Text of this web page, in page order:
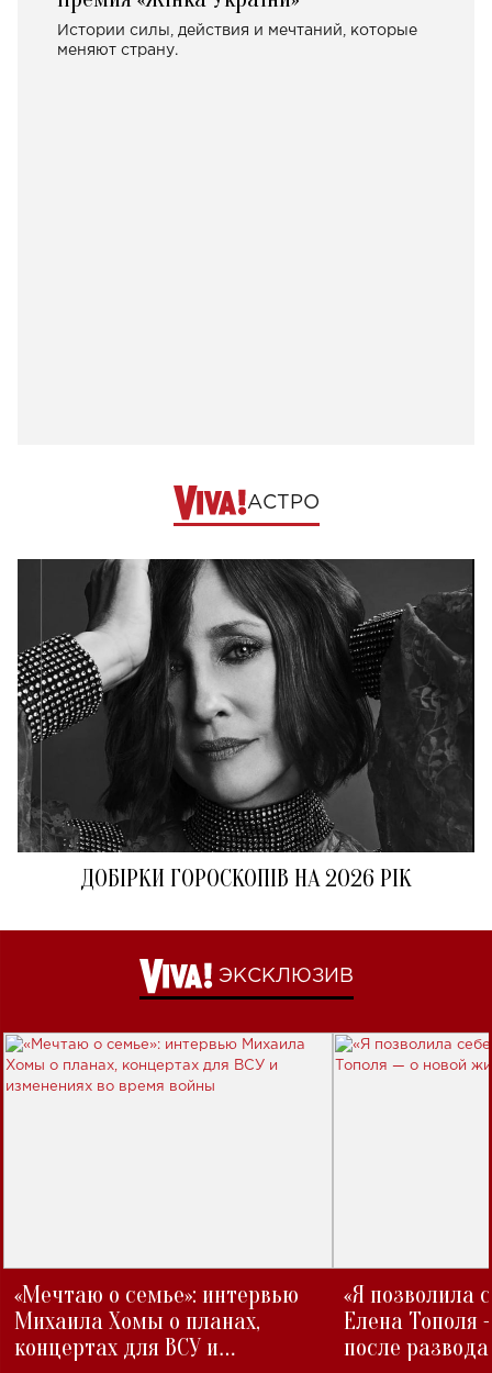
Истории силы, действия и мечтаний, которые
меняют страну.
АСТРО
ДОБІРКИ ГОРОСКОПІВ НА 2026 РІК
ЭКСКЛЮЗИВ
«Мечтаю о семье»: интервью
Михаила Хомы о планах,
концертах для ВСУ и
«Я позволила
Елена Тополя
после развода